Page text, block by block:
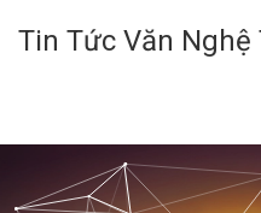
Tin Tức Văn